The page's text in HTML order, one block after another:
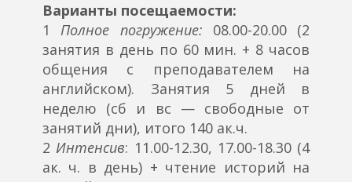
Варианты посещаемости:
1Полное погружение: 08.00-20.00 (2
занятия в день по 60 мин. + 8 часов
общения с преподавателем на
английском). Занятия 5 дней в
неделю (сб и вс — свободные от
занятий дни), итого 140 ак.ч.
2Интенсив: 11.00-12.30, 17.00-18.30 (4
ак. ч. в день) + чтение историй на